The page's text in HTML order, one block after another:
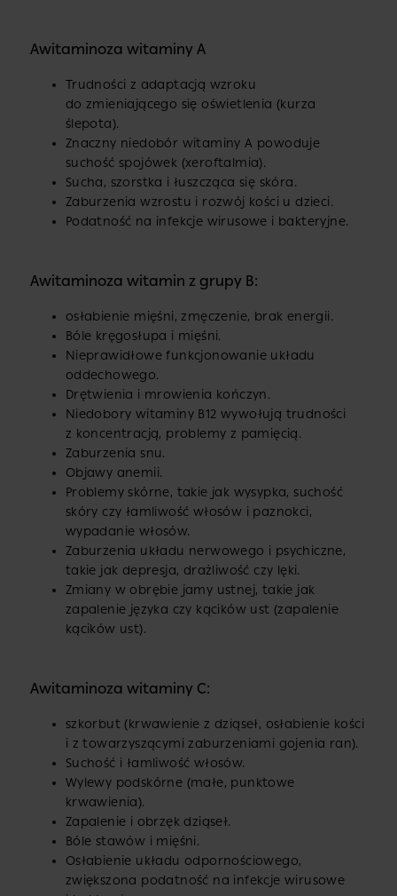
Awitaminoza witaminy A
Trudności z adaptacją wzroku
do zmieniającego się oświetlenia (kurza
ślepota).
Znaczny niedobór witaminy A powoduje
suchość spojówek (xeroftalmia).
Sucha, szorstka i łuszcząca się skóra.
Zaburzenia wzrostu i rozwój kości u dzieci.
Podatność na infekcje wirusowe i bakteryjne.
Awitaminoza witamin z grupy B:
osłabienie mięśni, zmęczenie, brak energii.
Bóle kręgosłupa i mięśni.
Nieprawidłowe funkcjonowanie układu
oddechowego.
Drętwienia i mrowienia kończyn.
Niedobory witaminy B12 wywołują trudności
z koncentracją, problemy z pamięcią.
Zaburzenia snu.
Objawy anemii.
Problemy skórne, takie jak wysypka, suchość
skóry czy łamliwość włosów i paznokci,
wypadanie włosów.
Zaburzenia układu nerwowego i psychiczne,
takie jak depresja, drażliwość czy lęki.
Zmiany w obrębie jamy ustnej, takie jak
zapalenie języka czy kącików ust (zapalenie
kącików ust).
Awitaminoza witaminy C:
szkorbut (krwawienie z dziąseł, osłabienie kości
i z towarzyszącymi zaburzeniami gojenia ran).
Suchość i łamliwość włosów.
Wylewy podskórne (małe, punktowe
krwawienia).
Zapalenie i obrzęk dziąseł.
Bóle stawów i mięśni.
Osłabienie układu odpornościowego,
zwiększona podatność na infekcje wirusowe